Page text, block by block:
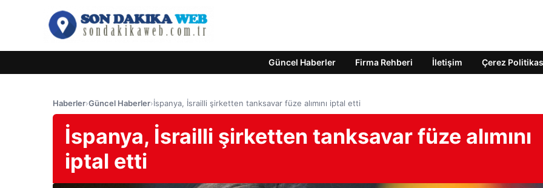
Güncel Haberler Firma Rehberi İletişim Çerez
Haberler›Güncel Haberler›İspanya, İsrailli şirketten tanksavar füze alımını iptal etti
İspanya, İsrailli şirketten tanksavar füze alımını
iptal etti